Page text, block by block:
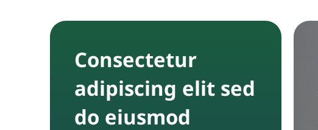
Consectetur
adipiscing elit sed
do eiusmod